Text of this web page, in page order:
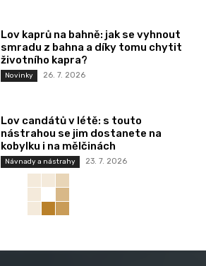
Lov kaprů na bahně: jak se vyhnout
smradu z bahna a díky tomu chytit
životního kapra?
Novinky 26. 7. 2026
Lov candátů v létě: s touto
nástrahou se jim dostanete na
kobylku i na mělčinách
Návnady a nástrahy 23. 7. 2026